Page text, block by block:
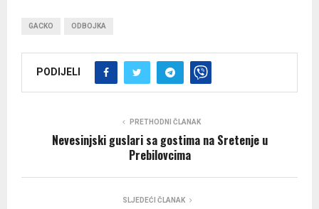
GACKO ODBOJKA
PODIJELI
PRETHODNI ČLANAK
Nevesinjski guslari sa gostima na Sretenje u
Prebilovcima
SLJEDEĆI ČLANAK